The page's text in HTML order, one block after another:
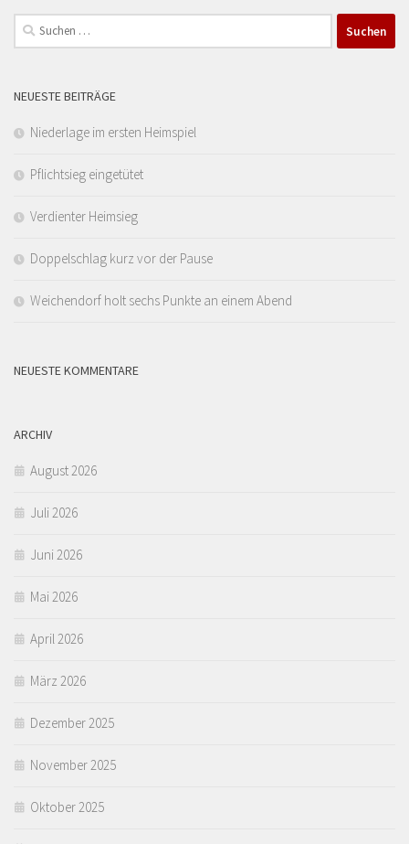
Suchen
nach:
NEUESTE BEITRÄGE
Niederlage im ersten Heimspiel
Pflichtsieg eingetütet
Verdienter Heimsieg
Doppelschlag kurz vor der Pause
Weichendorf holt sechs Punkte an einem Abend
NEUESTE KOMMENTARE
ARCHIV
August 2026
Juli 2026
Juni 2026
Mai 2026
April 2026
März 2026
Dezember 2025
November 2025
Oktober 2025